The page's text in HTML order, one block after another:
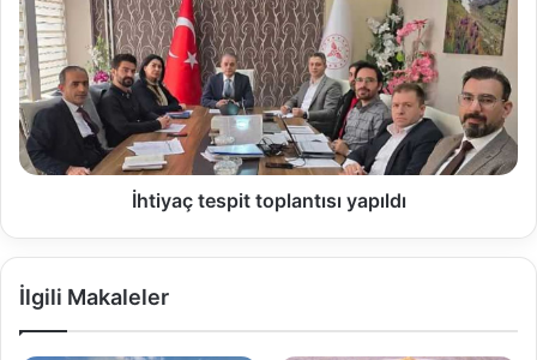
İhtiyaç tespit toplantısı yapıldı
İlgili Makaleler